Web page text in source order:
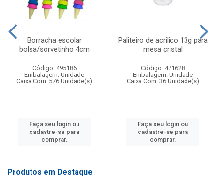
Borracha escolar
bolsa/sorvetinho 4cm
Código: 495186
Embalagem: Unidade
Caixa Com: 576 Unidade(s)
Faça seu login ou
cadastre-se para
comprar.
Paliteiro de acrilico 13g para
mesa cristal
Código: 471628
Embalagem: Unidade
Caixa Com: 36 Unidade(s)
Faça seu login ou
cadastre-se para
comprar.
Produtos em Destaque